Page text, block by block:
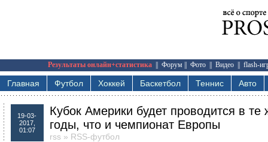
Результаты онлайн+статистика Форум Фото Видео flash-
Главная Футбол Хоккей Баскетбол Теннис Авто
19-03-
2017,
01:07
Кубок Америки будет проводится в те
годы, что и чемпионат Европы
rss » RSS-футбол